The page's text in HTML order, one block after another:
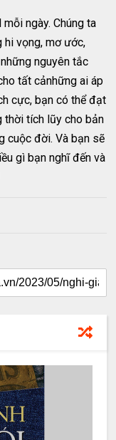
ngày. Chúng ta
hi vọng, mơ ước,
nguyên tắc
tất cảnhững ai áp
cực, bạn có thể đạt
thời tích lũy cho bản
cuộc đời. Và bạn sẽ
gì bạn nghĩ đến và